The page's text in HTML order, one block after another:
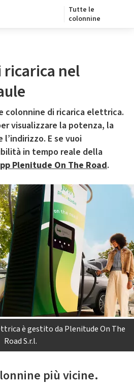
Tutte le
colonnine
nel
colonnine di ricarica elettrica.
visualizzare la potenza, la
E se vuoi
in tempo reale della
Plenitude On The Road.
è gestito da Plenitude On The
Road S.r.l.
più vicine.